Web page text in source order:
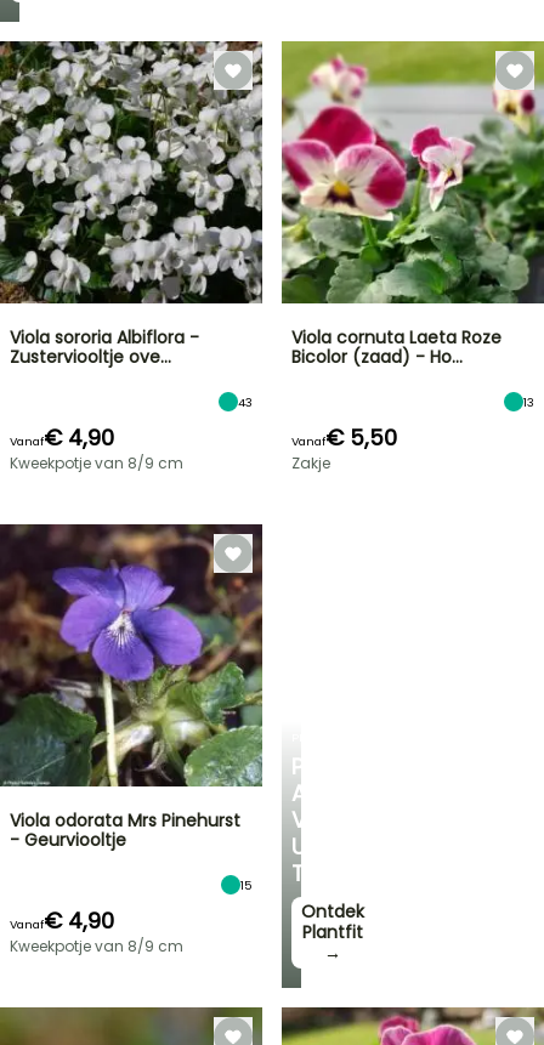
PERSOONLIJK
ADVIES
VOOR
UW
TUIN
Ontdek
Plantfit
→
Viola sororia Albiflora -
Zusterviooltje ove…
43
Vanaf€ 4,90
Kweekpotje van 8/9 cm
Viola cornuta Laeta Roze
Bicolor (zaad) - Ho…
13
Vanaf€ 5,50
Zakje
Viola odorata Mrs Pinehurst
- Geurviooltje
15
Vanaf€ 4,90
Kweekpotje van 8/9 cm